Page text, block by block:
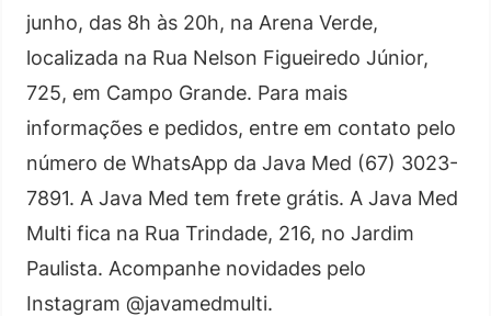
junho, das 8h às 20h, na Arena Verde,
localizada na Rua Nelson Figueiredo Júnior,
725, em Campo Grande. Para mais
informações e pedidos, entre em contato pelo
número de WhatsApp da Java Med (67) 3023-
7891. A Java Med tem frete grátis. A Java Med
Multi fica na Rua Trindade, 216, no Jardim
Paulista. Acompanhe novidades pelo
Instagram @javamedmulti.